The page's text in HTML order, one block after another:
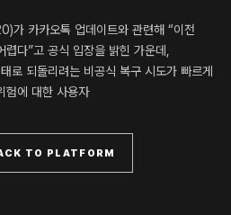
가 카카오톡 업데이트와 관련해 “이전
다”고 공식 입장을 밝힌 가운데,
로 되돌리려는 비공식 복구 시도가 빠르게
험에 대한 사용자
TO PLATFORM